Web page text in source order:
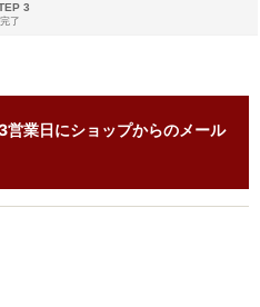
3
完了
業日にショップからのメール